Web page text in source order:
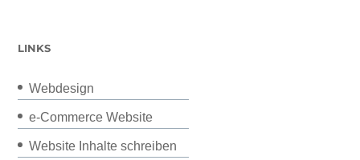
LINKS
Webdesign
e-Commerce Website
Website Inhalte schreiben